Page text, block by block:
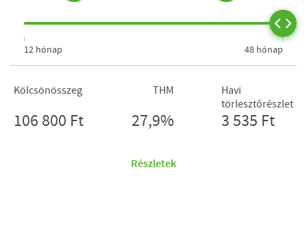
12 hónap 48 hónap
Kölcsönösszeg
106 800 Ft
THM
27,9%
Havi
törlesztőrészlet
3 535 Ft
Részletek